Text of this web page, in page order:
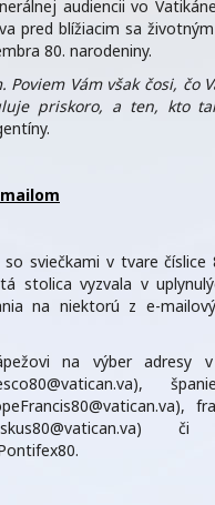
audiencii vo
pred blížiacim sa
80. narodeniny.
Vám však čosi, čo
priskoro, a ten, kto
sviečkami v tvare číslice
stolica vyzvala v
na niektorú z e-
na výber adresy